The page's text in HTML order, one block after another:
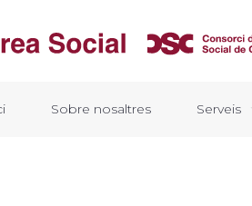
Sobre nosaltres Serveis